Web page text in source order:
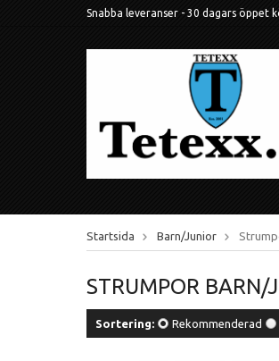
Snabba leveranser - 30 dagars öppet
Startsida Barn/Junior
STRUMPOR BARN/
Sortering: Rekommenderad